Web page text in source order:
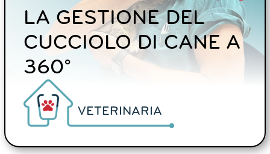
LA GESTIONE DEL
CUCCIOLO DI CANE A
360°
VETERINARIA